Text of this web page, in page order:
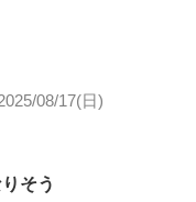
08/17(日)
そう